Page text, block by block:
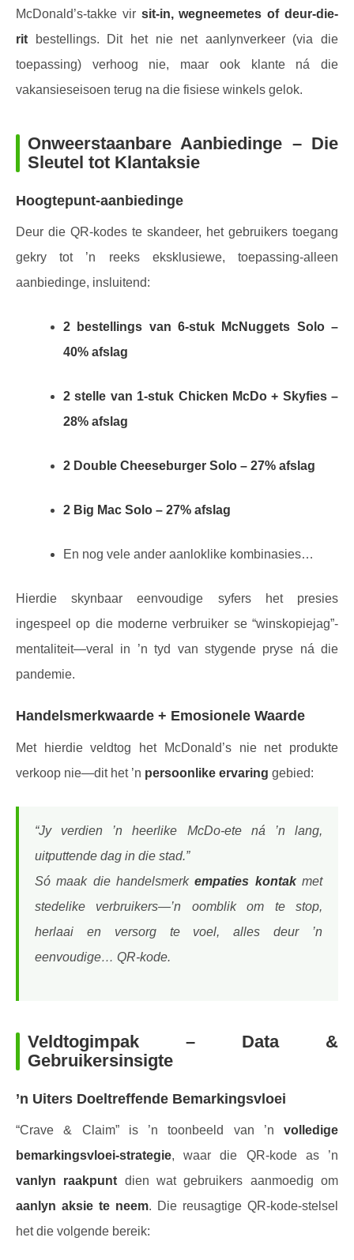
McDonald’s-takke vir sit-in, wegneemetes of deur-die-
rit bestellings. Dit het nie net aanlynverkeer (via die
toepassing) verhoog nie, maar ook klante ná die
vakansieseisoen terug na die fisiese winkels gelok.
Onweerstaanbare Aanbiedinge – Die
Sleutel tot Klantaksie
Hoogtepunt-aanbiedinge
Deur die QR-kodes te skandeer, het gebruikers toegang
gekry tot ’n reeks eksklusiewe, toepassing-alleen
aanbiedinge, insluitend:
2 bestellings van 6-stuk McNuggets Solo –
40% afslag
2 stelle van 1-stuk Chicken McDo + Skyfies –
28% afslag
2 Double Cheeseburger Solo – 27% afslag
2 Big Mac Solo – 27% afslag
En nog vele ander aanloklike kombinasies…
Hierdie skynbaar eenvoudige syfers het presies
ingespeel op die moderne verbruiker se “winskopiejag”-
mentaliteit—veral in ’n tyd van stygende pryse ná die
pandemie.
Handelsmerkwaarde + Emosionele Waarde
Met hierdie veldtog het McDonald’s nie net produkte
verkoop nie—dit het ’n persoonlike ervaring gebied:
“Jy verdien ’n heerlike McDo-ete ná ’n lang,
uitputtende dag in die stad.”
Só maak die handelsmerkempaties kontakmet
stedelike verbruikers—’n oomblik om te stop,
herlaai en versorg te voel, alles deur ’n
eenvoudige… QR-kode.
Veldtogimpak – Data &
Gebruikersinsigte
’n Uiters Doeltreffende Bemarkingsvloei
“Crave & Claim” is ’n toonbeeld van ’n volledige
bemarkingsvloei-strategie, waar die QR-kode as ’n
vanlyn raakpunt dien wat gebruikers aanmoedig om
aanlyn aksie te neem. Die reusagtige QR-kode-stelsel
het die volgende bereik: